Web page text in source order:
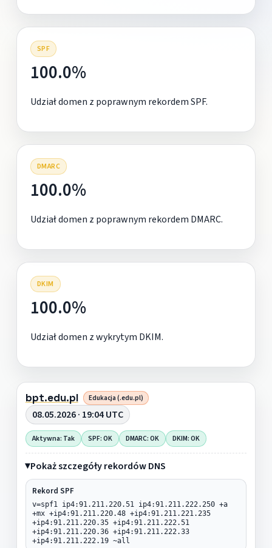
SPF
100.0%
Udział domen z poprawnym rekordem SPF.
DMARC
100.0%
Udział domen z poprawnym rekordem DMARC.
DKIM
100.0%
Udział domen z wykrytym DKIM.
bpt.edu.pl Edukacja (.edu.pl)
08.05.2026 · 19:04 UTC
Aktywna: Tak SPF: OK DMARC: OK DKIM: OK
Pokaż szczegóły rekordów DNS
Rekord SPF
v=spf1 ip4:91.211.220.51 ip4:91.211.222.250 +a
+mx +ip4:91.211.220.48 +ip4:91.211.221.235
+ip4:91.211.220.35 +ip4:91.211.222.51
+ip4:91.211.220.36 +ip4:91.211.222.33
+ip4:91.211.222.19 ~all